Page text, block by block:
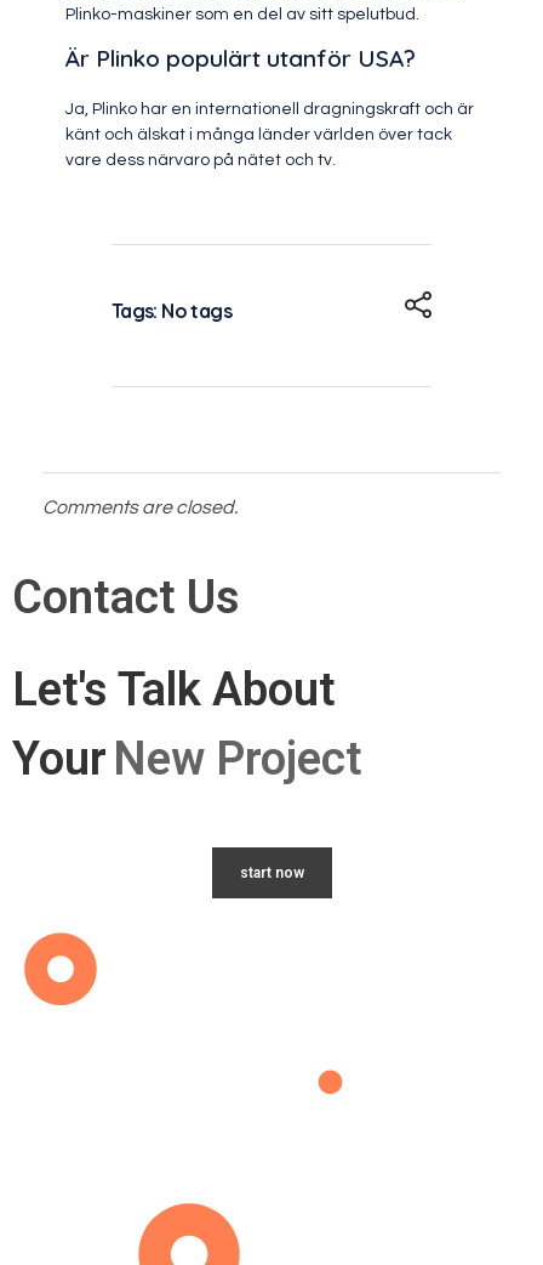
Plinko-maskiner som en del av sitt spelutbud.
Är Plinko populärt utanför USA?
Ja, Plinko har en internationell dragningskraft och är
känt och älskat i många länder världen över tack
vare dess närvaro på nätet och tv.
Tags: No tags
Comments are closed.
Contact Us
Let's Talk About
Your New Project
start now